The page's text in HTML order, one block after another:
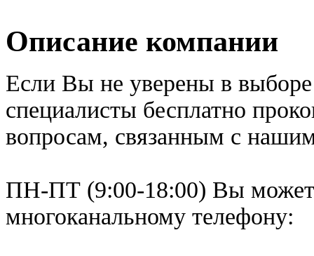
Описание компании
Если Вы не уверены в
специалисты бесплатно
вопросам, связанным с
ПН-ПТ (9:00-18:00) Вы
многоканальному телефону: